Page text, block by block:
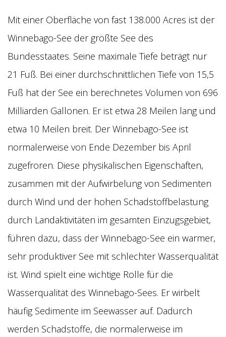
Mit einer Oberfläche von fast 138.000 Acres ist der
Winnebago-See der größte See des
Bundesstaates. Seine maximale Tiefe beträgt nur
21 Fuß. Bei einer durchschnittlichen Tiefe von 15,5
Fuß hat der See ein berechnetes Volumen von 696
Milliarden Gallonen. Er ist etwa 28 Meilen lang und
etwa 10 Meilen breit. Der Winnebago-See ist
normalerweise von Ende Dezember bis April
zugefroren. Diese physikalischen Eigenschaften,
zusammen mit der Aufwirbelung von Sedimenten
durch Wind und der hohen Schadstoffbelastung
durch Landaktivitäten im gesamten Einzugsgebiet,
führen dazu, dass der Winnebago-See ein warmer,
sehr produktiver See mit schlechter Wasserqualität
ist. Wind spielt eine wichtige Rolle für die
Wasserqualität des Winnebago-Sees. Er wirbelt
häufig Sedimente im Seewasser auf. Dadurch
werden Schadstoffe, die normalerweise im